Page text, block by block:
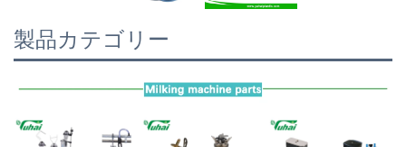
製品カテゴリー